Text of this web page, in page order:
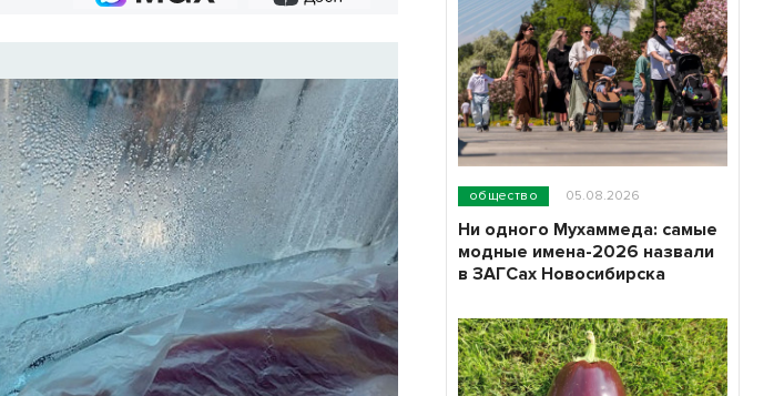
общество 05.08.2026
Ни одного Мухаммеда: самые
модные имена-2026 назвали
в ЗАГСах Новосибирска